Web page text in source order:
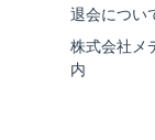
退会につい
株式会社メ
内